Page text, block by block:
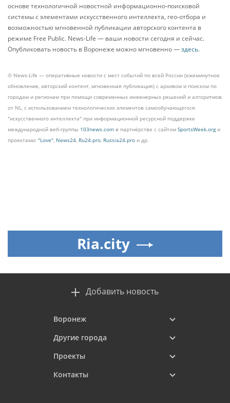
основе технологичной новостной информационно-поисковой
системы с элементами искусственного интеллекта, гео-отбора и
возможностью мгновенной публикации авторского контента в
режиме Free Public. News-Life — ваши новости сегодня и сейчас.
Опубликовать новость в Воронеже можно мгновенно —здесь.
© News-Life — оперативные новости с мест событий по всей России (ежеминутное
обновление, авторский контент, мгновенная публикация) с архивом и поиском по
городам и регионам при помощи современных инженерных решений и алгоритмов
от NL, с использованием технологических элементов самообучающегося
"искусственного интеллекта" при информационной ресурсной поддержке
международной веб-группы 103news.com в партнёрстве с сайтом SportsWeek.orgи
проектами: "Love", News24, Ru24.pro, Russia24.pro и др.
Ria.city
Добавить новость
Воронеж
Другие города
Проекты
Контакты